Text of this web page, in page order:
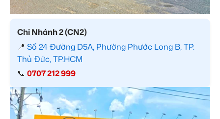
Chi Nhánh 2 (CN2)
📍 Số 24 Đường D5A, Phường Phước Long B, TP.
Thủ Đức, TP.HCM
📞 0707 212 999